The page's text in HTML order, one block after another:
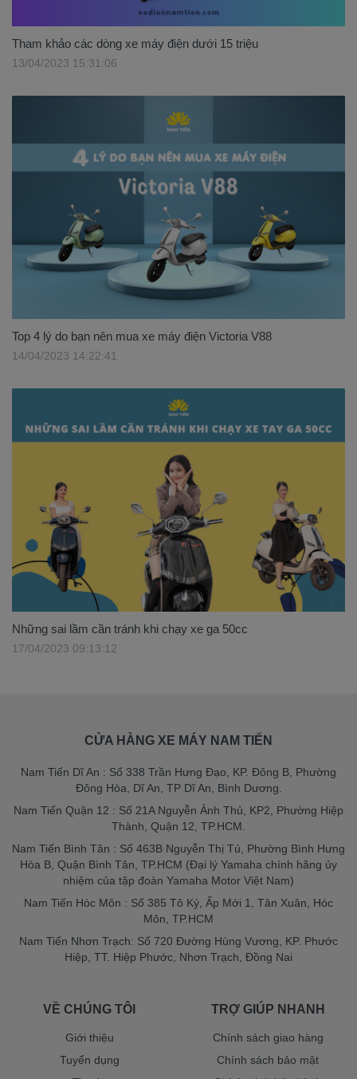
Tham khảo các dòng xe máy điện dưới 15 triệu
13/04/2023 15:31:06
Top 4 lý do bạn nên mua xe máy điện Victoria V88
14/04/2023 14:22:41
Những sai lầm cần tránh khi chạy xe ga 50cc
17/04/2023 09:13:12
CỬA HÀNG XE MÁY NAM TIẾN
Nam Tiến Dĩ An : Số 338 Trần Hưng Đạo, KP. Đông B, Phường
Đông Hòa, Dĩ An, TP Dĩ An, Bình Dương.
Nam Tiến Quận 12 : Số 21A Nguyễn Ảnh Thủ, KP2, Phường Hiệp
Thành, Quận 12, TP.HCM.
Nam Tiến Bình Tân : Số 463B Nguyễn Thị Tú, Phường Bình Hưng
Hòa B, Quận Bình Tân, TP.HCM (Đại lý Yamaha chính hãng ủy
nhiệm của tập đoàn Yamaha Motor Việt Nam)
Nam Tiến Hóc Môn : Số 385 Tô Ký, Ấp Mới 1, Tân Xuân, Hóc
Môn, TP.HCM
Nam Tiến Nhơn Trạch: Số 720 Đường Hùng Vương, KP. Phước
Hiệp, TT. Hiệp Phước, Nhơn Trạch, Đồng Nai
VỀ CHÚNG TÔI
Giới thiệu
Tuyển dụng
TRỢ GIÚP NHANH
Chính sách giao hàng
Chính sách bảo mật